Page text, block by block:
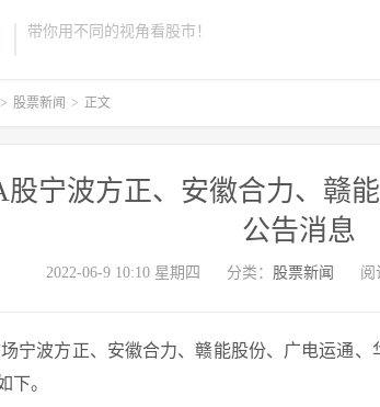
带你用不同的视角看股市！
> 股票新闻 > 正文
股宁波方正、安徽合力、赣
公告消息
2022-06-9 10:10 星期四 分类： 股票新闻 阅
宁波方正、安徽合力、赣能股份、广电运通
下。